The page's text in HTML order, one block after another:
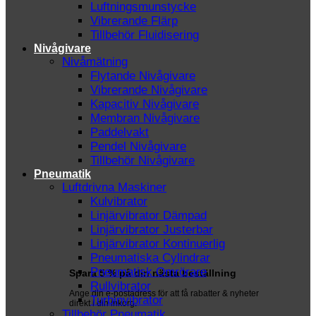
Spara 5 % på din nästa beställning
Ange din e-postadress för att få rabatter & nyheter
direkt i din inkorg.
Luftningsmunstycke
Vibrerande Flärp
Tillbehör Fluidisering
Nivågivare
Nivåmätning
Flytande Nivågivare
Vibrerande Nivågivare
Kapacitiv Nivågivare
Membran Nivågivare
Paddelvakt
Pendel Nivågivare
Tillbehör Nivågivare
Pneumatik
Luftdrivna Maskiner
Kulvibrator
Linjärvibrator Dämpad
Linjärvibrator Justerbar
Linjärvibrator Kontinuerlig
Pneumatiska Cylindrar
Pneumatisk Omrörare
Rullvibrator
Turbinvibrator